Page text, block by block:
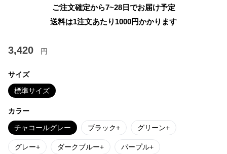
ご注文確定から7~28日でお届け予定
送料は1注文あたり 1000円かかります
3,420 円
サイズ
標準サイズ
カラー
チャコールグレー ブラック+ グリーン+
グレー+ ダークブルー+ パープル+